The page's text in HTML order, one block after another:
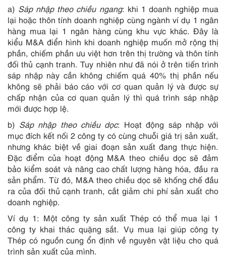
a) Sáp nhập theo chiều ngang: khi 1 doanh nghiệp mua
lại hoặc thôn tính doanh nghiệp cùng ngành ví dụ 1 ngân
hàng mua lại 1 ngân hàng cùng khu vực khác. Đây là
kiểu M&A điển hình khi doanh nghiệp muốn mở rộng thị
phần, chiếm phần ưu việt hơn trên thị trường và thôn tính
đối thủ cạnh tranh. Tuy nhiên như đã nói ở trên tiến trình
sáp nhập này cần không chiếm quá 40% thị phần nếu
không sẽ phải báo cáo với cơ quan quản lý và được sự
chấp nhận của cơ quan quản lý thì quá trình sáp nhập
mới được hợp lệ.
b) Sáp nhập theo chiều dọc: Hoạt động sáp nhập với
mục đích kết nối 2 công ty có cùng chuỗi giá trị sản xuất,
nhưng khác biệt về giai đoạn sản xuất đang thực hiện.
Đặc điểm của hoạt động M&A theo chiều dọc sẽ đảm
bảo kiểm soát và nâng cao chất lượng hàng hóa, đầu ra
sản phẩm. Từ đó, M&A theo chiều dọc sẽ khống chế đầu
ra của đối thủ cạnh tranh, cắt giảm chi phí sản xuất cho
doanh nghiệp.
Ví dụ 1: Một công ty sản xuất Thép có thể mua lại 1
công ty khai thác quặng sắt. Vụ mua lại giúp công ty
Thép có nguồn cung ổn định về nguyên vật liệu cho quá
trình sản xuất của mình.